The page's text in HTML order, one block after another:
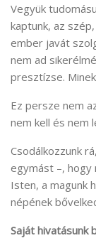
Vegyük
kaptunk, az
ember javát
nem ad
presztízse.
Ez persze nem
nem kell és nem
Csodálkozzunk
egymást –, hogy
Isten, a magunk
népének
Saját hivatásunk